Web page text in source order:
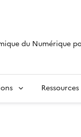
du Numérique
Ressources